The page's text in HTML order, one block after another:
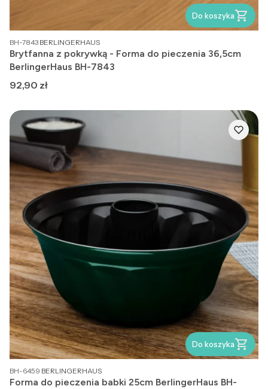
Do koszyka
BH-7843 PRODUCENT
BERLINGERHAUS
Brytfanna z pokrywką - Forma do pieczenia 36,5cm
BerlingerHaus BH-7843
Cena
92,90 zł
Do koszyka
BH-6459 PRODUCENT
BERLINGERHAUS
Forma do pieczenia babki 25cm BerlingerHaus BH-